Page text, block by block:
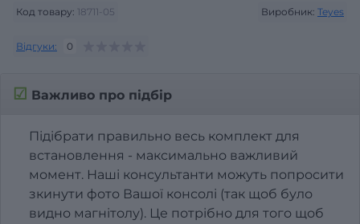
Код товару: 18711-05 Виробник: Teyes
Відгуки: 0
☑ Важливо про підбір
Підібрати правильно весь комплект для
встановлення - максимально важливий
момент. Наші консультанти можуть попросити
зкинути фото Вашої консолі (так щоб було
видно магнітолу). Це потрібно для того щоб